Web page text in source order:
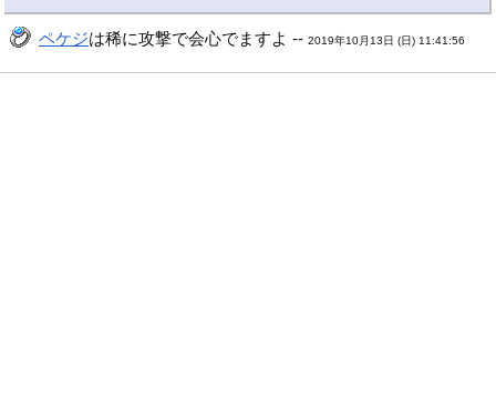
ペケジは稀に攻撃で会心でますよ --2019年10月13日 (日) 11:41:56